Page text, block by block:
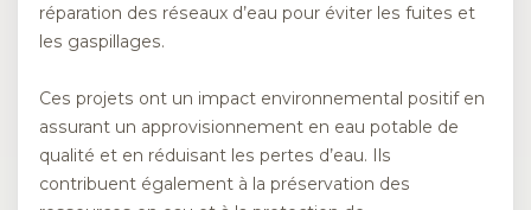
réparation des réseaux d’eau pour éviter les fuites et
les gaspillages.
Ces projets ont un impact environnemental positif en
assurant un approvisionnement en eau potable de
qualité et en réduisant les pertes d’eau. Ils
contribuent également à la préservation des